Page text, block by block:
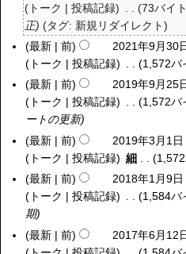
トーク
投稿記録 73バイ
正
タグ: 新規リダイレクト
2
2
木
最新 前 2021年9月30
トーク
投稿記録 1,572バ
2
9
最新 前 2019年9月25
トーク
投稿記録 1,572バ
ートの更新
2
1
最新 前 2019年3月1
トーク
投稿記録 細
2
8
最新 前 2018年1月9
トーク
投稿記録 1,584バ
期
2
最新 前 2017年6月12